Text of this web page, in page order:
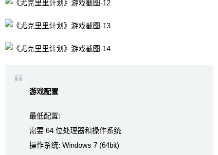
游戏配置
最低配置:
需要 64 位处理器和操作系统
操作系统: Windows 7 (64bit)